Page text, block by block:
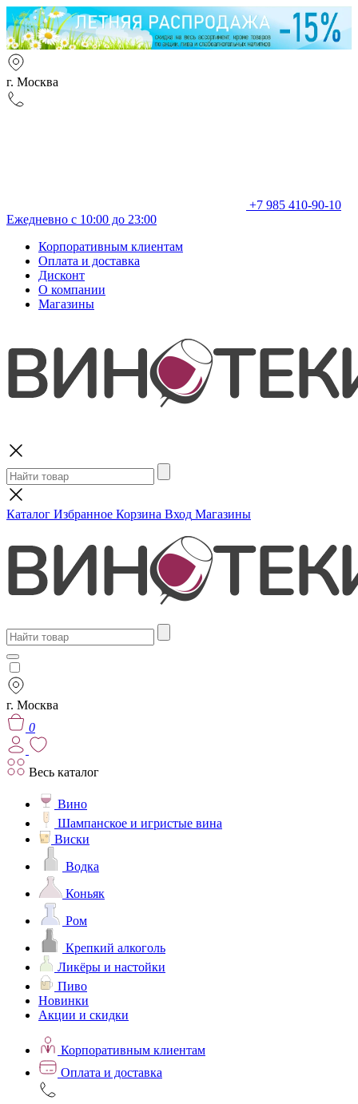
г. Москва
+7 985 410-90-10
Ежедневно с 10:00 до 23:00
Корпоративным клиентам
Оплата и доставка
Дисконт
О компании
Магазины
Каталог Избранное Корзина Вход Магазины
г. Москва
0
Весь каталог
Вино
Шампанское и игристые вина
Виски
Водка
Коньяк
Ром
Крепкий алкоголь
Ликёры и настойки
Пиво
Новинки
Акции и скидки
Корпоративным клиентам
Оплата и доставка